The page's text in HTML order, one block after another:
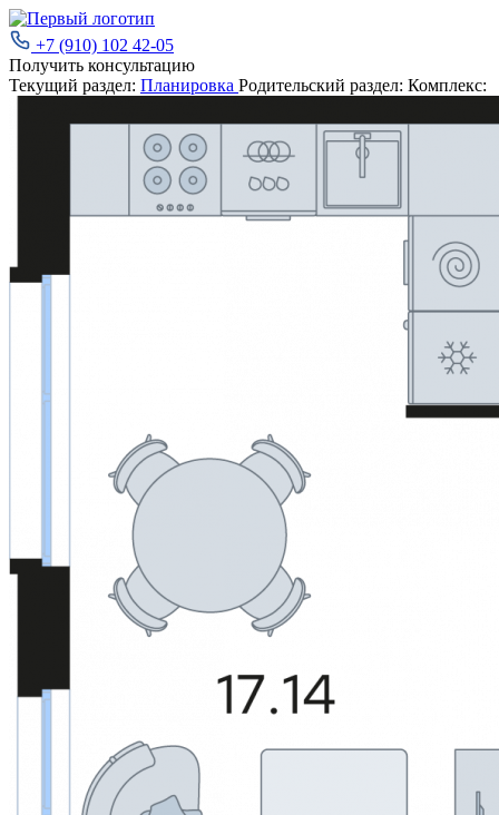
+7 (910) 102 42-05
Получить консультацию
Текущий раздел: Планировка Родительский раздел: Комплекс: